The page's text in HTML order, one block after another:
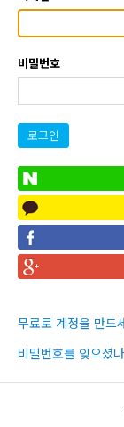
비밀번호
로그인
무료로 계정을 만드
비밀번호를 잊으셨